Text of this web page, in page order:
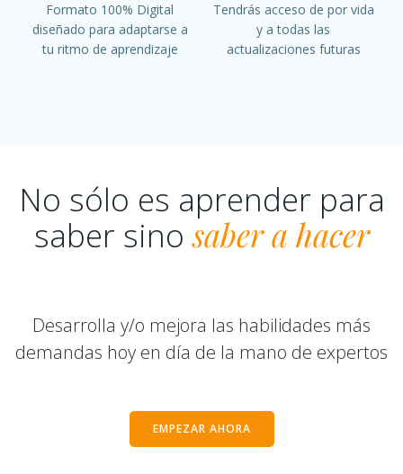
Formato 100% Digital
diseñado para adaptarse a
tu ritmo de aprendizaje
Tendrás acceso de por vida
y a todas las
actualizaciones futuras
No sólo es aprender para
saber sinosaber a hacer
Desarrolla y/o mejora las habilidades más
demandas hoy en día de la mano de expertos
EMPEZAR AHORA